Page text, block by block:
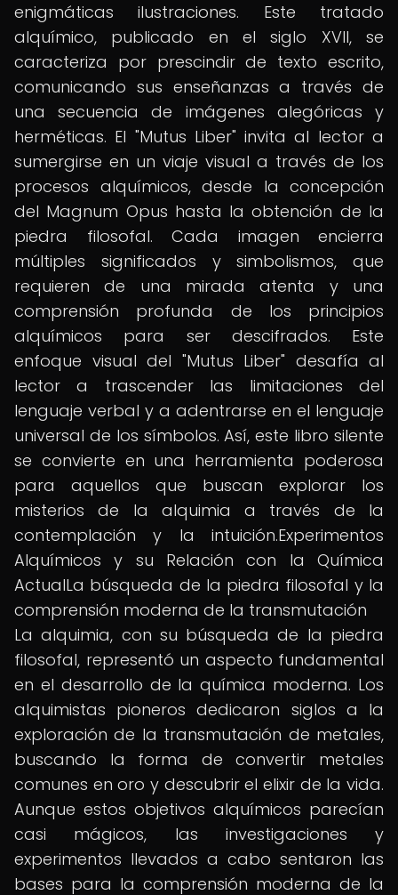
enigmáticas ilustraciones. Este tratado
alquímico, publicado en el siglo XVII, se
caracteriza por prescindir de texto escrito,
comunicando sus enseñanzas a través de
una secuencia de imágenes alegóricas y
herméticas. El "Mutus Liber" invita al lector a
sumergirse en un viaje visual a través de los
procesos alquímicos, desde la concepción
del Magnum Opus hasta la obtención de la
piedra filosofal. Cada imagen encierra
múltiples significados y simbolismos, que
requieren de una mirada atenta y una
comprensión profunda de los principios
alquímicos para ser descifrados. Este
enfoque visual del "Mutus Liber" desafía al
lector a trascender las limitaciones del
lenguaje verbal y a adentrarse en el lenguaje
universal de los símbolos. Así, este libro silente
se convierte en una herramienta poderosa
para aquellos que buscan explorar los
misterios de la alquimia a través de la
contemplación y la intuición.Experimentos
Alquímicos y su Relación con la Química
ActualLa búsqueda de la piedra filosofal y la
comprensión moderna de la transmutación
La alquimia, con su búsqueda de la piedra
filosofal, representó un aspecto fundamental
en el desarrollo de la química moderna. Los
alquimistas pioneros dedicaron siglos a la
exploración de la transmutación de metales,
buscando la forma de convertir metales
comunes en oro y descubrir el elixir de la vida.
Aunque estos objetivos alquímicos parecían
casi mágicos, las investigaciones y
experimentos llevados a cabo sentaron las
bases para la comprensión moderna de la